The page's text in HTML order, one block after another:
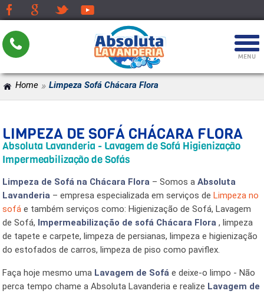
Home » Limpeza Sofá Chácara Flora
LIMPEZA DE SOFÁ CHÁCARA FLORA
Absoluta Lavanderia - Lavagem de Sofá Higienização
Impermeabilização de Sofás
Limpeza de Sofá na Chácara Flora – Somos aAbsoluta
Lavanderia – empresa especializada em serviços deLimpeza no
sofá e também serviços como: Higienização de Sofá, Lavagem
de Sofá, Impermeabilização de sofá Chácara Flora , limpeza
de tapete e carpete, limpeza de persianas, limpeza e higienização
do estofados de carros, limpeza de piso como paviflex.
Faça hoje mesmo uma Lavagem de Sofá e deixe-o limpo - Não
perca tempo chame a Absoluta Lavanderia e realize Lavagem de